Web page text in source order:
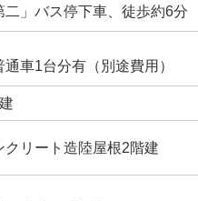
二」バス停下車、徒歩約6分
通車1台分有（別途費用）
クリート造陸屋根2階建